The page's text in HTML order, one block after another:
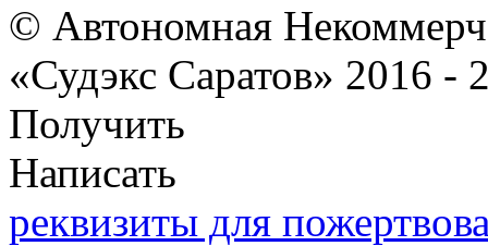
© Автономная
«Судэкс Саратов» 2016 -
Получить
Написать
реквизиты для